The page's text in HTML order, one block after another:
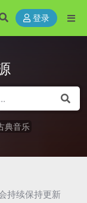
登录
典音乐
持续保持更新